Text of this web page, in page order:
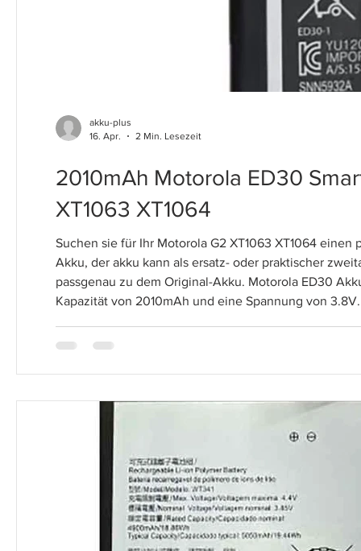
2010mAh Motorola ED30
XT1063 XT1064
Suchen sie für Ihr Motorola G2 XT1063 XT1064
Akku, der akku kann als ersatz- oder praktischer zweitakku für Motorola G2
passgenau zu dem Original-Akku. Motorola ED30
Kapazität von 2010mAh und eine Spannung von
akku-plus
16. Apr.
2 Min. Lesezeit